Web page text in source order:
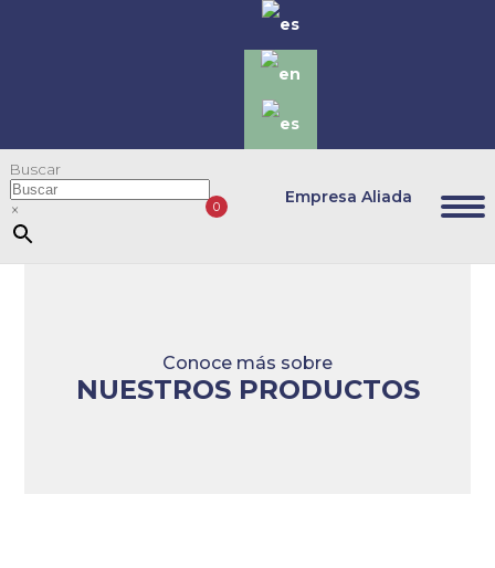
Buscar
× 0 Empresa Aliada
Conoce más sobre
NUESTROS PRODUCTOS